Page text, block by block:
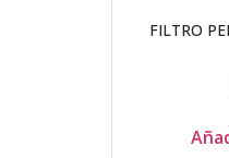
FILTRO